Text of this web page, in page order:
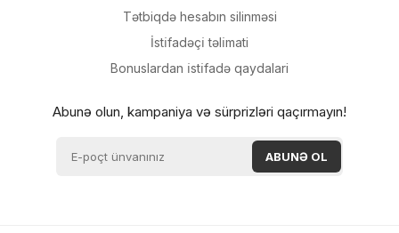
Tətbiqdə hesabın silinməsi
İsti̇fadəçi̇ təli̇mati
Bonuslardan i̇sti̇fadə qaydalari
Abunə olun, kampaniya və sürprizləri qaçırmayın!